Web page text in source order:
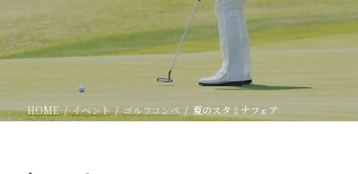
HOME イベント ゴルフコンペ 夏のスタミナフェア